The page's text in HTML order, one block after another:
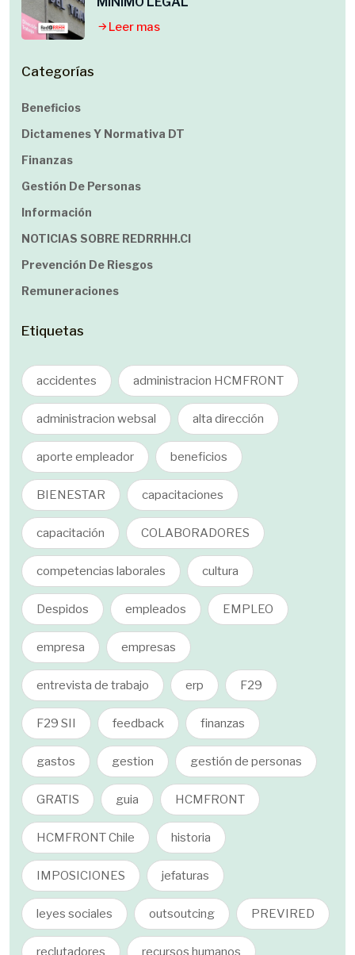
Leer mas
Categorías
Beneficios
Dictamenes Y Normativa DT
Finanzas
Gestión De Personas
Información
NOTICIAS SOBRE REDRRHH.cl
Prevención De Riesgos
Remuneraciones
Etiquetas
accidentes administracion HCMFRONT
administracion websal alta dirección
aporte empleador beneficios
BIENESTAR capacitaciones
capacitación COLABORADORES
competencias laborales cultura
Despidos empleados EMPLEO
empresa empresas
entrevista de trabajo erp F29
F29 SII feedback finanzas
gastos gestion gestión de personas
GRATIS guia HCMFRONT
HCMFRONT Chile historia
IMPOSICIONES jefaturas
leyes sociales outsoutcing PREVIRED
reclutadores recursos humanos